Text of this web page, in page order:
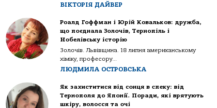
ВІКТОРІЯ ДАЙВЕР
Роалд Гоффман і Юрій Ковальков: дружба,
що поєднала Золочів, Тернопіль і
Нобелівську історію
Золочів. Львівщина. 18 липня американському
хіміку, професору...
ЛЮДМИЛА ОСТРОВСЬКА
Як захиститися від сонця в спеку: від
Тернополя до Японії. Поради, які врятують
шкіру, волосся та очі